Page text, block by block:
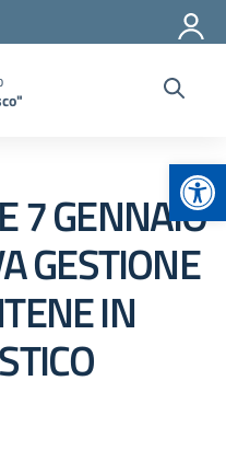
7 GENNAIO
GESTIONE
IN